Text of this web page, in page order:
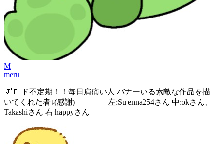
M
meru
🇯🇵 ド不定期！！毎日肩痛い人 バナーいる素敵な作品を描
いてくれた者↓(感謝) 左:Sujenna254さん 中:okさん、
Takashiさん 右:happyさん